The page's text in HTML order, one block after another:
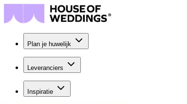
Plan je huwelijk
Leveranciers
Inspiratie